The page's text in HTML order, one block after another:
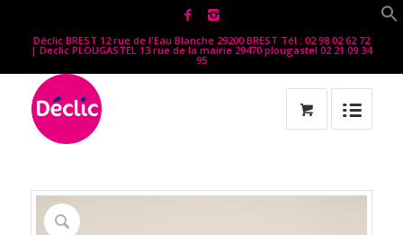
Déclic BREST 12 rue de l'Eau Blanche 29200 BREST Tél : 02 98 02 62 72
| Declic PLOUGASTEL 13 rue de la mairie 29470 plougastel 02 21 09 34
95